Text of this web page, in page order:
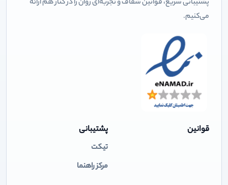
می‌کنیم.
قوانین پشتیبانی
تیکت
مرکز راهنما